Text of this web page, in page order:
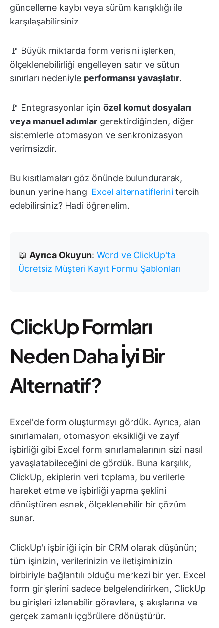
güncelleme kaybı veya sürüm karışıklığı ile
karşılaşabilirsiniz.
🚩 Büyük miktarda form verisini işlerken,
ölçeklenebilirliği engelleyen satır ve sütun
sınırları nedeniyle performansı yavaşlatır.
🚩 Entegrasyonlar için özel komut dosyaları
veya manuel adımlar gerektirdiğinden, diğer
sistemlerle otomasyon ve senkronizasyon
verimsizdir.
Bu kısıtlamaları göz önünde bulundurarak,
bunun yerine hangi Excel alternatiflerini tercih
edebilirsiniz? Hadi öğrenelim.
📖 Ayrıca Okuyun: Word ve ClickUp'ta
Ücretsiz Müşteri Kayıt Formu Şablonları
ClickUp Formları
Neden Daha İyi Bir
Alternatif?
Excel'de form oluşturmayı gördük. Ayrıca, alan
sınırlamaları, otomasyon eksikliği ve zayıf
işbirliği gibi Excel form sınırlamalarının sizi nasıl
yavaşlatabileceğini de gördük. Buna karşılık,
ClickUp, ekiplerin veri toplama, bu verilerle
hareket etme ve işbirliği yapma şeklini
dönüştüren esnek, ölçeklenebilir bir çözüm
sunar.
ClickUp'ı işbirliği için bir CRM olarak düşünün;
tüm işinizin, verilerinizin ve iletişiminizin
birbiriyle bağlantılı olduğu merkezi bir yer. Excel
form girişlerini sadece belgelendirirken, ClickUp
bu girişleri izlenebilir görevlere, ş akışlarına ve
gerçek zamanlı içgörülere dönüştürür.